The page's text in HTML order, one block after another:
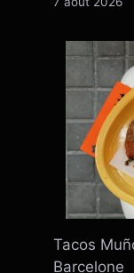
Tacos
Barcelone